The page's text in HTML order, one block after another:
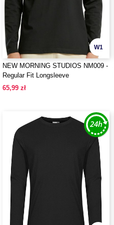
W1
NEW MORNING STUDIOS NM009 -
Regular Fit Longsleeve
65,99 zł